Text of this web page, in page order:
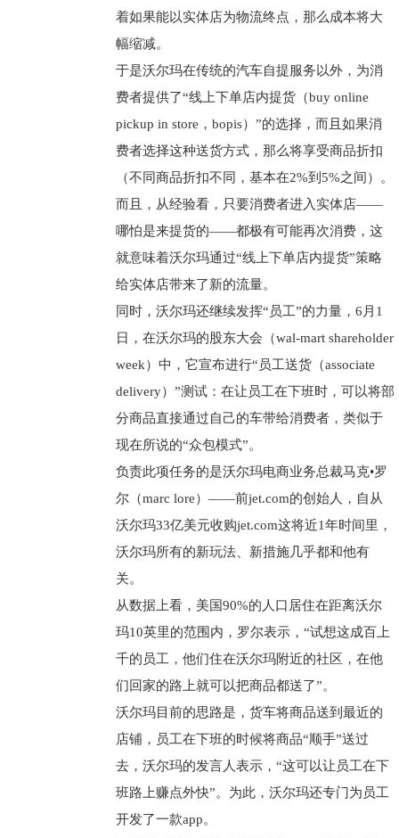
着如果能以实体店为物流终点，那么成本将大
幅缩减。
于是沃尔玛在传统的汽车自提服务以外，为消
费者提供了“线上下单店内提货（buy online
pickup in store，bopis）”的选择，而且如果消
费者选择这种送货方式，那么将享受商品折扣
（不同商品折扣不同，基本在2%到5%之间）。
而且，从经验看，只要消费者进入实体店——
哪怕是来提货的——都极有可能再次消费，这
就意味着沃尔玛通过“线上下单店内提货”策略
给实体店带来了新的流量。
同时，沃尔玛还继续发挥“员工”的力量，6月1
日，在沃尔玛的股东大会（wal-mart shareholder
week）中，它宣布进行“员工送货（associate
delivery）”测试：在让员工在下班时，可以将部
分商品直接通过自己的车带给消费者，类似于
现在所说的“众包模式”。
负责此项任务的是沃尔玛电商业务总裁马克•罗
尔（marc lore）——前jet.com的创始人，自从
沃尔玛33亿美元收购jet.com这将近1年时间里，
沃尔玛所有的新玩法、新措施几乎都和他有
关。
从数据上看，美国90%的人口居住在距离沃尔
玛10英里的范围内，罗尔表示，“试想这成百上
千的员工，他们住在沃尔玛附近的社区，在他
们回家的路上就可以把商品都送了”。
沃尔玛目前的思路是，货车将商品送到最近的
店铺，员工在下班的时候将商品“顺手”送过
去，沃尔玛的发言人表示，“这可以让员工在下
班路上赚点外快”。为此，沃尔玛还专门为员工
开发了一款app。